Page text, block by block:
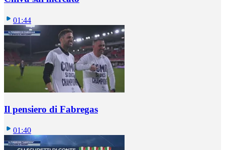
01:44
Il pensiero di Fabregas
01:40